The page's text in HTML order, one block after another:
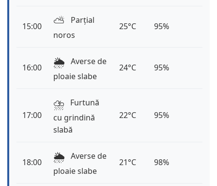
15:00 ⛅️
Parțial
noros
25°C 95%
16:00 🌦️ Averse de
ploaie slabe
24°C 95%
17:00
⛈️
Furtună
cu grindină
slabă
22°C 95%
18:00 🌦️ Averse de
ploaie slabe
21°C 98%